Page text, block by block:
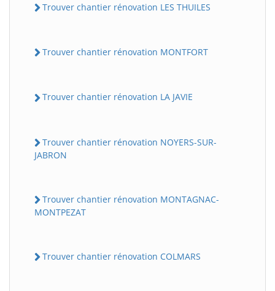
Trouver chantier rénovation LES THUILES
Trouver chantier rénovation MONTFORT
Trouver chantier rénovation LA JAVIE
Trouver chantier rénovation NOYERS-SUR-
JABRON
Trouver chantier rénovation MONTAGNAC-
MONTPEZAT
Trouver chantier rénovation COLMARS